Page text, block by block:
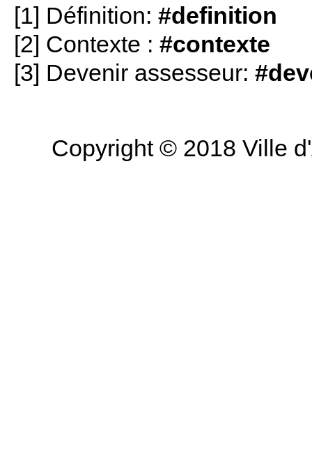
[1] Définition: #definition
[2] Contexte : #contexte
[3] Devenir assesseur:
Copyright © 2018 Ville